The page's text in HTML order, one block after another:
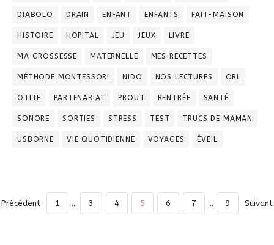
DIABOLO DRAIN ENFANT ENFANTS FAIT-MAISON
HISTOIRE HOPITAL JEU JEUX LIVRE
MA GROSSESSE MATERNELLE MES RECETTES
MÉTHODE MONTESSORI NIDO NOS LECTURES ORL
OTITE PARTENARIAT PROUT RENTRÉE SANTÉ
SONORE SORTIES STRESS TEST TRUCS DE MAMAN
USBORNE VIE QUOTIDIENNE VOYAGES ÉVEIL
Précédent 1 … 3 4 5 6 7 … 9 Suivant